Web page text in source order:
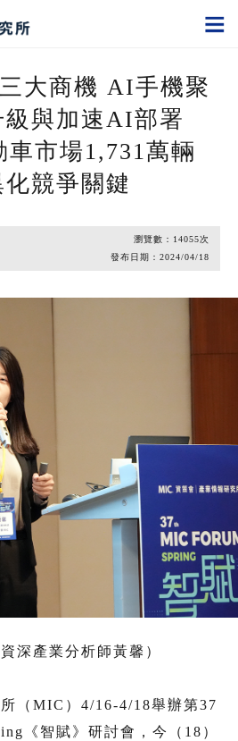
大商機 AI手機聚
級與加速AI部署
車市場1,731萬輛
競爭關鍵
瀏覽數： 14055次
發布日期： 2024/04/18
深產業分析師黃馨）
（MIC）4/16-4/18舉辦第37
《智賦》研討會，今（18）